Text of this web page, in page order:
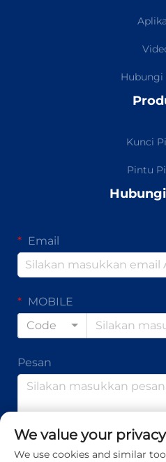
Hubungi
Kunci
Pintu
Email
MOBILE
Code
Pesan
We value your privacy
We use cookies and similar